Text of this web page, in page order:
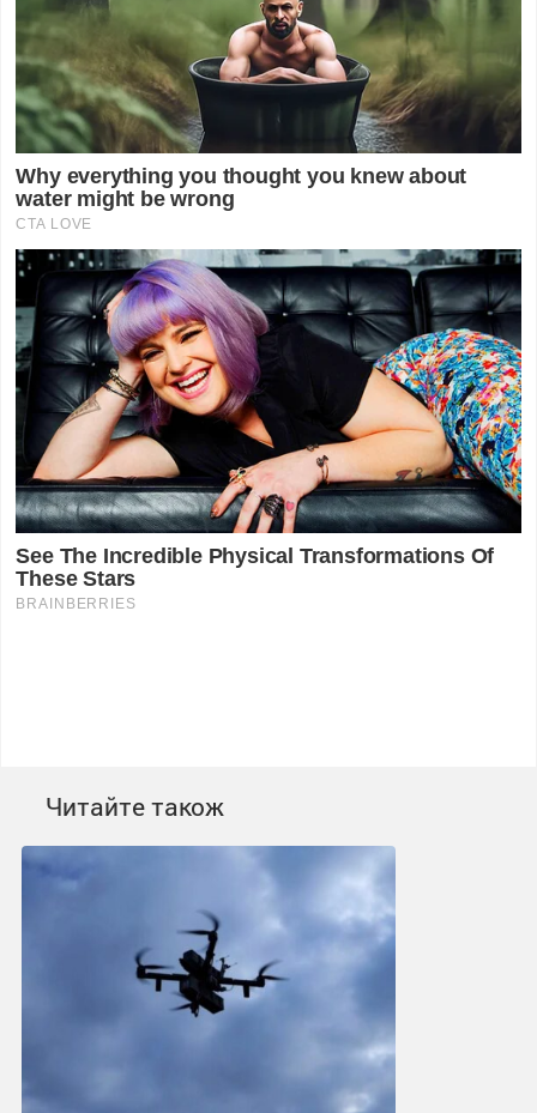
Читайте також